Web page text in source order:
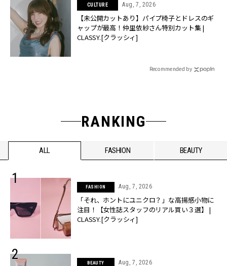
CULTURE Aug, 7, 2026
【未公開カットあり】パイプ椅子とドレスのギ
ャップが最高！仲里依紗さん特別カット集 |
CLASSY.[クラッシィ]
Recommended by
RANKING
ALL FASHION BEAUTY
FASHION Aug, 7, 2026
「それ、ホントにユニクロ？」な高揚感小物に
注目！【女性誌スタッフのリアル買い３選】 |
CLASSY.[クラッシィ]
BEAUTY Aug, 7, 2026